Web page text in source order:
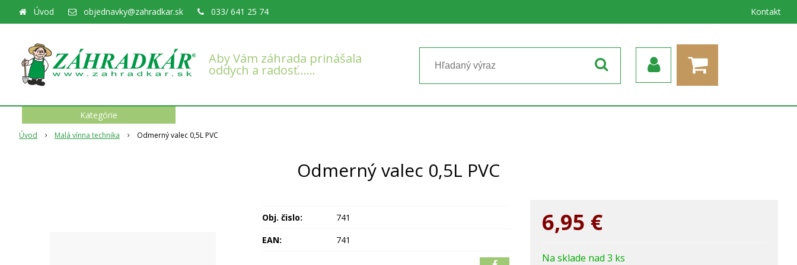
Aby Vám záhrada prinášala
oddych a radosť……
Úvod objednavky@zahradkar.sk 033/ 641 25 74 Kontakt
Úvod Malá vínna technika Odmerný valec 0,5L PVC
Odmerný valec 0,5L PVC
6,95 €
Na sklade nad 3 ks
Obj. čislo:
741
EAN:
741
Kategórie